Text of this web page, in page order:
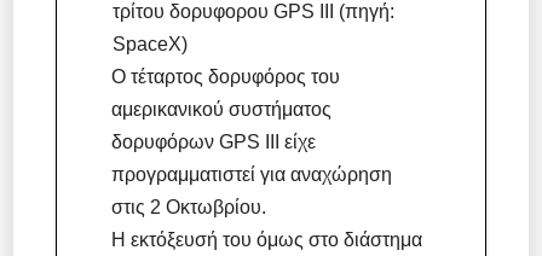
τρίτου δορυφορου GPS III (πηγή:
SpaceX)
Ο τέταρτος δορυφόρος του
αμερικανικού συστήματος
δορυφόρων GPS III είχε
προγραμματιστεί για αναχώρηση
στις 2 Οκτωβρίου.
Η εκτόξευσή του όμως στο διάστημα